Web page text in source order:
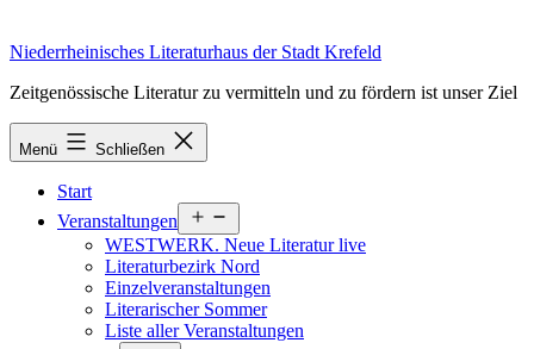
Niederrheinisches Literaturhaus der Stadt Krefeld
Zeitgenössische Literatur zu vermitteln und zu fördern ist unser Ziel
Menü Schließen
Start
Veranstaltungen
öffnen
WESTWERK. Neue Literatur live
Literaturbezirk Nord
Einzelveranstaltungen
Literarischer Sommer
Liste aller Veranstaltungen